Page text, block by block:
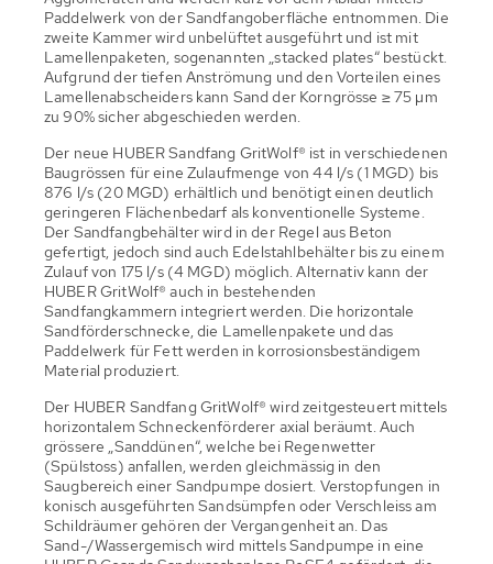
Paddelwerk von der Sandfangoberfläche entnommen. Die
zweite Kammer wird unbelüftet ausgeführt und ist mit
Lamellenpaketen, sogenannten „stacked plates“ bestückt.
Aufgrund der tiefen Anströmung und den Vorteilen eines
Lamellenabscheiders kann Sand der Korngrösse ≥ 75 µm
zu 90% sicher abgeschieden werden.
Der neue HUBER Sandfang GritWolf® ist in verschiedenen
Baugrössen für eine Zulaufmenge von 44 l/s (1 MGD) bis
876 l/s (20 MGD) erhältlich und benötigt einen deutlich
geringeren Flächenbedarf als konventionelle Systeme.
Der Sandfangbehälter wird in der Regel aus Beton
gefertigt, jedoch sind auch Edelstahlbehälter bis zu einem
Zulauf von 175 l/s (4 MGD) möglich. Alternativ kann der
HUBER GritWolf® auch in bestehenden
Sandfangkammern integriert werden. Die horizontale
Sandförderschnecke, die Lamellenpakete und das
Paddelwerk für Fett werden in korrosionsbeständigem
Material produziert.
Der HUBER Sandfang GritWolf® wird zeitgesteuert mittels
horizontalem Schneckenförderer axial beräumt. Auch
grössere „Sanddünen“, welche bei Regenwetter
(Spülstoss) anfallen, werden gleichmässig in den
Saugbereich einer Sandpumpe dosiert. Verstopfungen in
konisch ausgeführten Sandsümpfen oder Verschleiss am
Schildräumer gehören der Vergangenheit an. Das
Sand-/Wassergemisch wird mittels Sandpumpe in eine